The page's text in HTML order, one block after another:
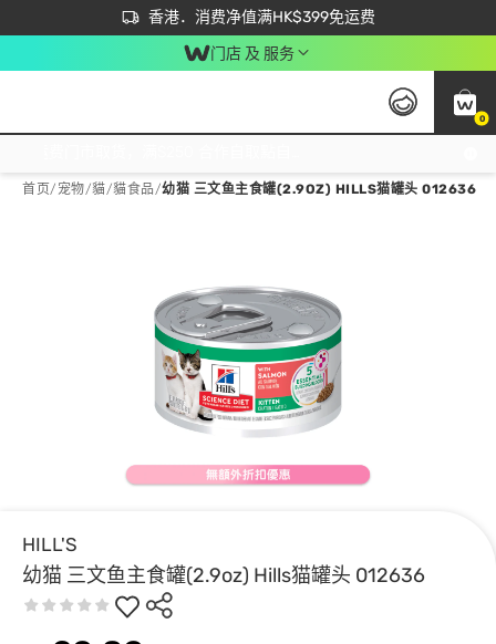
香港．消费净值满HK$399免运费
立即成为易赏钱会员尽享独家优惠
首次APP下单买满$450 输入 NEWAPP 即减$50
门店 及 服务
0
首页/ 宠物/貓/貓食品/幼猫 三文鱼主食罐(2.9OZ) HILLS猫罐头 012636
HILL'S
幼猫 三文鱼主食罐(2.9oz) Hills猫罐头 012636